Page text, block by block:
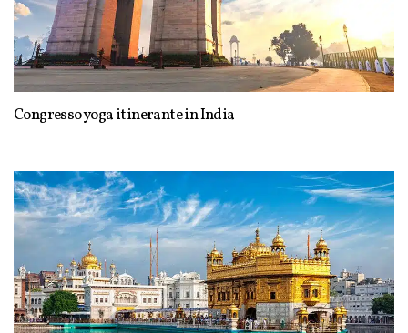
Congresso yoga itinerante in India